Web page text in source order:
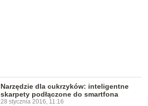
Narzędzie dla cukrzyków: inteligentne
skarpety podłączone do smartfona
28 stycznia 2016, 11:16